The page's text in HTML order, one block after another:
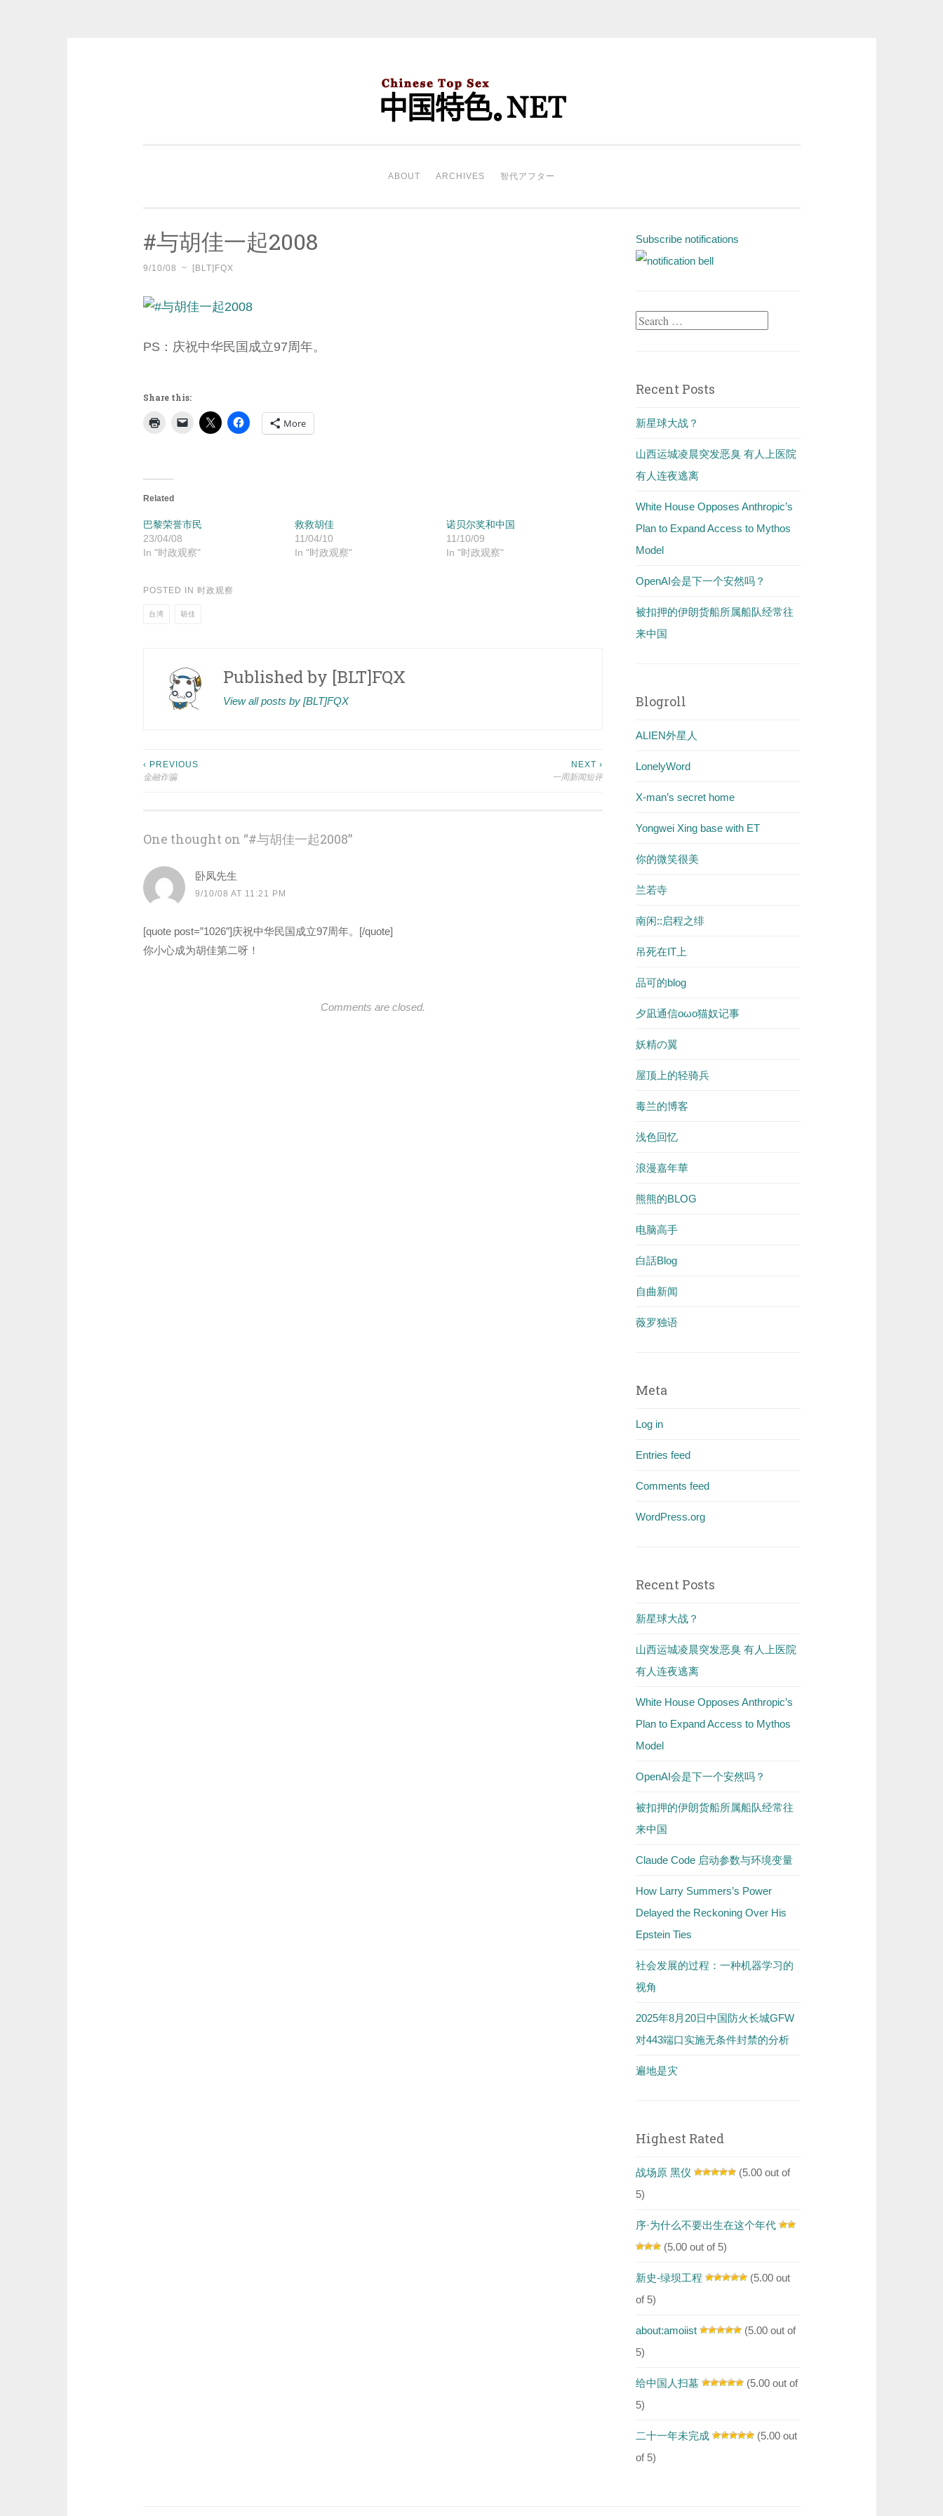
ABOUT ARCHIVES 智代アフター
#与胡佳一起2008
9/10/08 ~ [BLT]FQX
PS：庆祝中华民国成立97周年。
Share this:
More
Related
巴黎荣誉市民
23/04/08
In "时政观察"
救救胡佳
11/04/10
In "时政观察"
诺贝尔奖和中国
11/10/09
In "时政观察"
POSTED IN 时政观察
台湾 胡佳
Published by [BLT]FQX
View all posts by [BLT]FQX
Post
‹ PREVIOUS
金融诈骗
NEXT ›
一周新闻短评
One thought on “#与胡佳一起2008”
卧凤先生
9/10/08 AT 11:21 PM
[quote post=”1026″]庆祝中华民国成立97周年。[/quote]
你小心成为胡佳第二呀！
Comments are closed.
Subscribe notifications
Search
Recent Posts
新星球大战？
山西运城凌晨突发恶臭 有人上医院
有人连夜逃离
White House Opposes Anthropic’s
Plan to Expand Access to Mythos
Model
OpenAI会是下一个安然吗？
被扣押的伊朗货船所属船队经常往
来中国
Blogroll
ALIEN外星人
LonelyWord
X-man’s secret home
Yongwei Xing base with ET
你的微笑很美
兰若寺
南闲::启程之绯
吊死在IT上
品可的blog
夕凪通信oωo猫奴记事
妖精の翼
屋顶上的轻骑兵
毒兰的博客
浅色回忆
浪漫嘉年華
熊熊的BLOG
电脑高手
白話Blog
自曲新闻
薇罗独语
Meta
Log in
Entries feed
Comments feed
WordPress.org
Recent Posts
新星球大战？
山西运城凌晨突发恶臭 有人上医院
有人连夜逃离
White House Opposes Anthropic’s
Plan to Expand Access to Mythos
Model
OpenAI会是下一个安然吗？
被扣押的伊朗货船所属船队经常往
来中国
Claude Code 启动参数与环境变量
How Larry Summers’s Power
Delayed the Reckoning Over His
Epstein Ties
社会发展的过程：一种机器学习的
视角
2025年8月20日中国防火长城GFW
对443端口实施无条件封禁的分析
遍地是灾
Highest Rated
战场原 黑仪
(5.00 out of
5)
序·为什么不要出生在这个年代
(5.00 out of 5)
新史-绿坝工程
(5.00 out
of 5)
about:amoiist
(5.00 out of
5)
给中国人扫墓
(5.00 out of
5)
二十一年未完成
(5.00 out
of 5)